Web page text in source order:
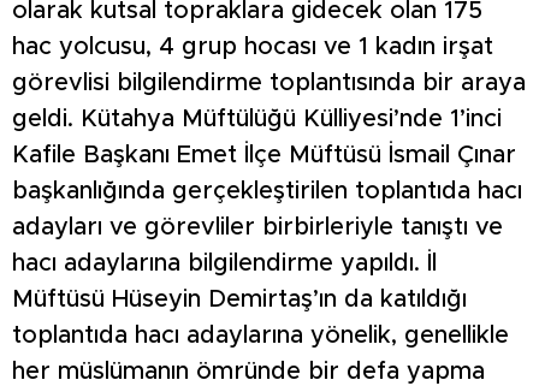
olarak kutsal topraklara gidecek olan 175
hac yolcusu, 4 grup hocası ve 1 kadın irşat
görevlisi bilgilendirme toplantısında bir araya
geldi. Kütahya Müftülüğü Külliyesi’nde 1’inci
Kafile Başkanı Emet İlçe Müftüsü İsmail Çınar
başkanlığında gerçekleştirilen toplantıda hacı
adayları ve görevliler birbirleriyle tanıştı ve
hacı adaylarına bilgilendirme yapıldı. İl
Müftüsü Hüseyin Demirtaş’ın da katıldığı
toplantıda hacı adaylarına yönelik, genellikle
her müslümanın ömründe bir defa yapma